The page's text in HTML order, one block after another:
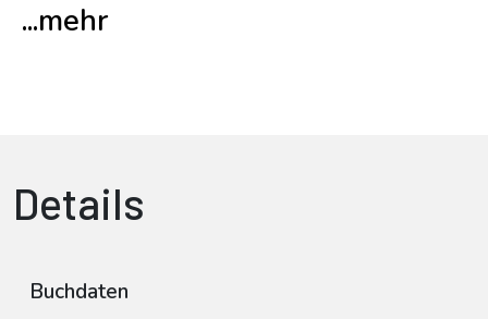
...mehr
Details
Buchdaten